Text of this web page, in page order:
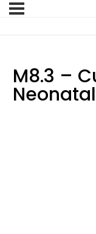
M8.3 –